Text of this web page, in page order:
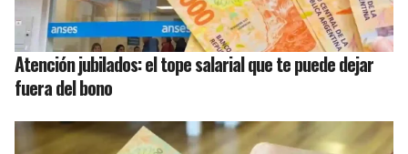
Atención jubilados: el tope salarial que te puede dejar
fuera del bono